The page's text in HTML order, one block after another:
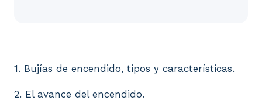
1. Bujías de encendido, tipos y características.
2. El avance del encendido.